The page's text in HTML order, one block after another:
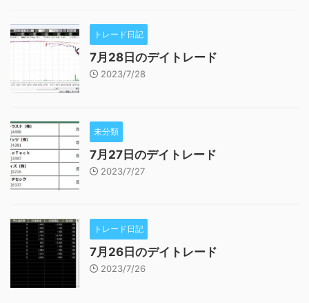
トレード日記
7月28日のデイトレード
2023/7/28
未分類
7月27日のデイトレード
2023/7/27
トレード日記
7月26日のデイトレード
2023/7/26